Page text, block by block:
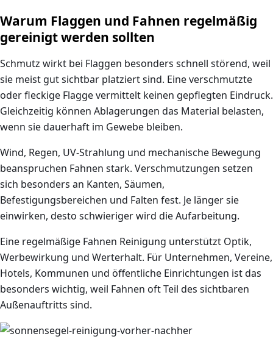
Warum Flaggen und Fahnen regelmäßig
gereinigt werden sollten
Schmutz wirkt bei Flaggen besonders schnell störend, weil
sie meist gut sichtbar platziert sind. Eine verschmutzte
oder fleckige Flagge vermittelt keinen gepflegten Eindruck.
Gleichzeitig können Ablagerungen das Material belasten,
wenn sie dauerhaft im Gewebe bleiben.
Wind, Regen, UV-Strahlung und mechanische Bewegung
beanspruchen Fahnen stark. Verschmutzungen setzen
sich besonders an Kanten, Säumen,
Befestigungsbereichen und Falten fest. Je länger sie
einwirken, desto schwieriger wird die Aufarbeitung.
Eine regelmäßige Fahnen Reinigung unterstützt Optik,
Werbewirkung und Werterhalt. Für Unternehmen, Vereine,
Hotels, Kommunen und öffentliche Einrichtungen ist das
besonders wichtig, weil Fahnen oft Teil des sichtbaren
Außenauftritts sind.